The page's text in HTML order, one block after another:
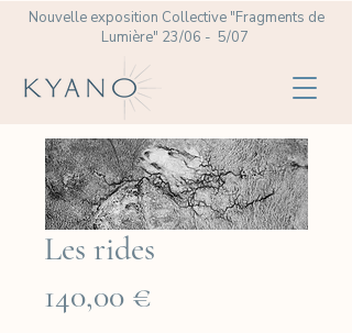
Nouvelle exposition Collective "Fragments de
Lumière" 23/06 - 5/07
Les rides
140,00 €